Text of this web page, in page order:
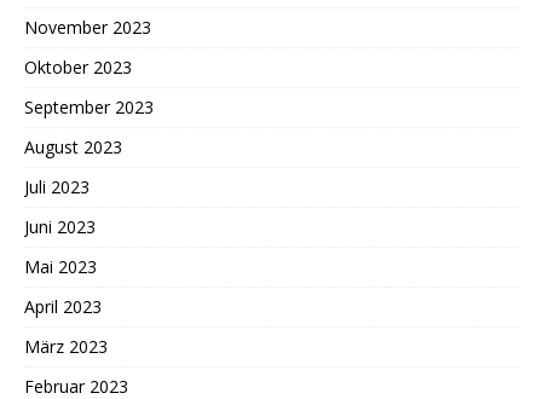
November 2023
Oktober 2023
September 2023
August 2023
Juli 2023
Juni 2023
Mai 2023
April 2023
März 2023
Februar 2023